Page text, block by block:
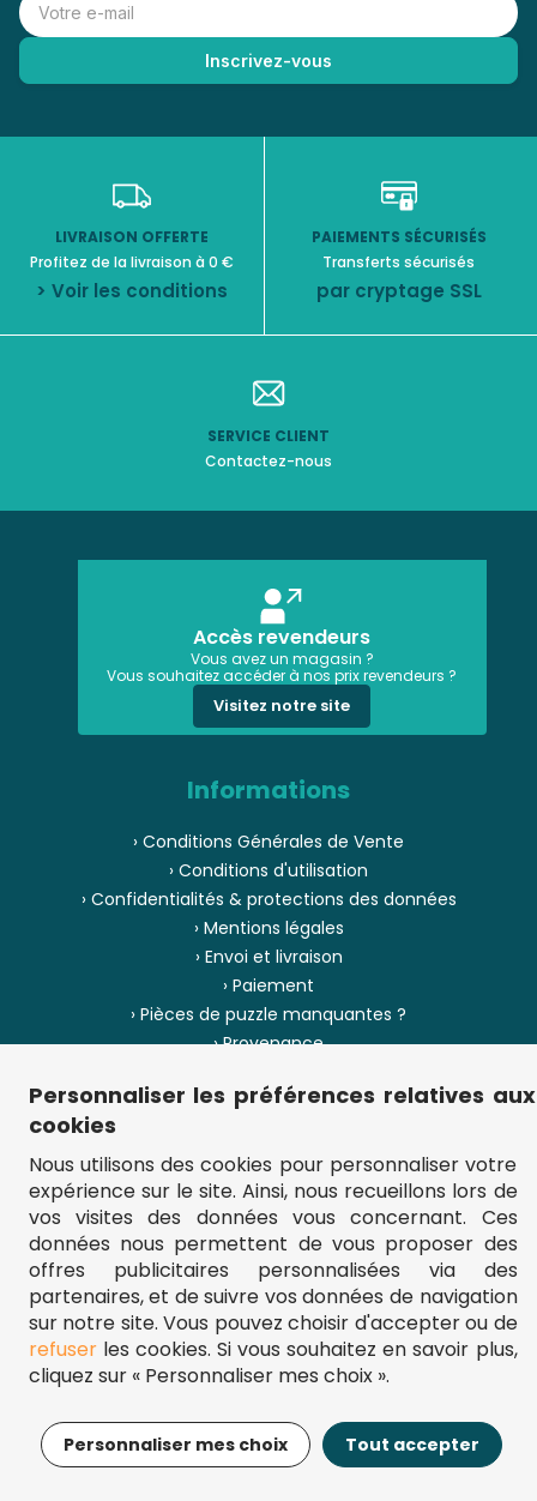
15,95€ Ajouter au panier
LIVRAISON OFFERTE
Profitez de la livraison à 0 €
> Voir les conditions
PAIEMENTS SÉCURISÉS
Transferts sécurisés
par cryptage SSL
SERVICE CLIENT
Contactez-nous
Accès revendeurs
Vous avez un magasin ?
Vous souhaitez accéder à nos prix revendeurs ?
Visitez notre site
Informations
› Conditions Générales de Vente
› Conditions d'utilisation
› Confidentialités & protections des données
› Mentions légales
› Envoi et livraison
› Paiement
› Pièces de puzzle manquantes ?
› Provenance
› Plan du site
** Frais d'envoi = 6,95 € (France) / gratuit à partir de 45 €.
fou-de-puzzle.com : le site référence pour acheter des puzzles de
qualité à bon prix.
© Fou-de-puzzle.com 2011 - 2026
Personnaliser les préférences relatives aux
cookies
Nous utilisons des cookies pour personnaliser votre
expérience sur le site. Ainsi, nous recueillons lors de
vos visites des données vous concernant. Ces
données nous permettent de vous proposer des
offres publicitaires personnalisées via des
partenaires, et de suivre vos données de navigation
sur notre site. Vous pouvez choisir d'accepter ou de
refuserles cookies. Si vous souhaitez en savoir plus,
cliquez sur « Personnaliser mes choix ».
Personnaliser mes choix Tout accepter